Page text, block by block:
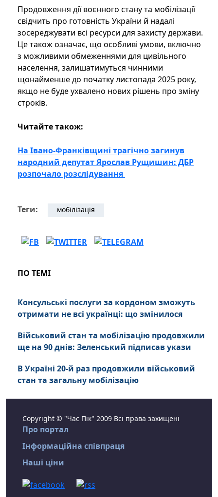
Продовження дії воєнного стану та мобілізації
свідчить про готовність України й надалі
зосереджувати всі ресурси для захисту держави.
Це також означає, що особливі умови, включно
з можливими обмеженнями для цивільного
населення, залишатимуться чинними
щонайменше до початку листопада 2025 року,
якщо не буде ухвалено нових рішень про зміну
строків.
Читайте також:
На Івано-Франківщині трагічно загинув
народний депутат Ярослав Рущишин: ДБР
розпочало розслідування
Теги: мобілізація
ПО ТЕМІ
Консульські послуги за кордоном зможуть
отримати не всі українці: що змінилося
Військовий стан та мобілізацію продовжили
ще на 90 днів: Зеленський підписав укази
В Україні 20-й раз продовжили військовий
стан та загальну мобілізацію
Copyright © "Час Пік" 2009 Всі права захищені
Про портал
Інформаційна співпраця
Наші ціни